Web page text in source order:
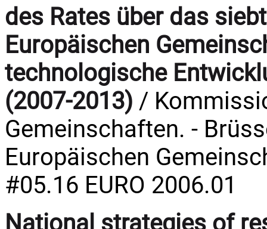
des Rates über das
Europäischen
technologische
(2007-2013) /
Gemeinschaften. -
Europäischen
#05.16 EURO 2006.01
National strategies of